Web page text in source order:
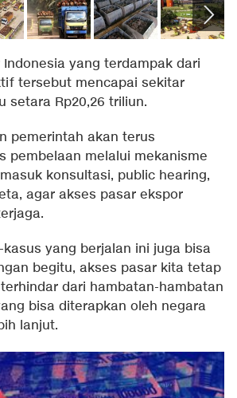
yang terdampak dari
tersebut mencapai sekitar
setara Rp20,26 triliun.
pemerintah akan terus
pembelaan melalui mekanisme
konsultasi, public hearing,
agar akses pasar ekspor
yang berjalan ini juga bisa
begitu, akses pasar kita tetap
dari hambatan-hambatan
bisa diterapkan oleh negara
lanjut.